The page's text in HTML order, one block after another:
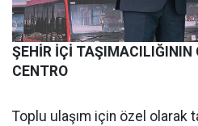
ŞEHİR İÇİ TAŞIMACILIĞININ
CENTRO
Toplu ulaşım için özel olarak